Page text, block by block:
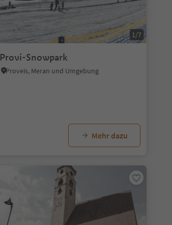
1/7
Provi-Snowpark
Proveis, Meran und Umgebung
Mehr dazu